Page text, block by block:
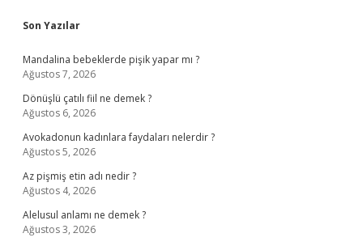
Sidebar
Son Yazılar
Mandalina bebeklerde pişik yapar mı ?
Ağustos 7, 2026
Dönüşlü çatılı fiil ne demek ?
Ağustos 6, 2026
Avokadonun kadınlara faydaları nelerdir ?
Ağustos 5, 2026
Az pişmiş etin adı nedir ?
Ağustos 4, 2026
Alelusul anlamı ne demek ?
Ağustos 3, 2026